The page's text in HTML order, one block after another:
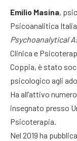
Emilio Masina,
Psicoanalitica
Psychoanalytical
Clinica e
Coppia, è stato
psicologico agli
Ha all’attivo
insegnato presso
Psicoterapia.
Nel 2019 ha